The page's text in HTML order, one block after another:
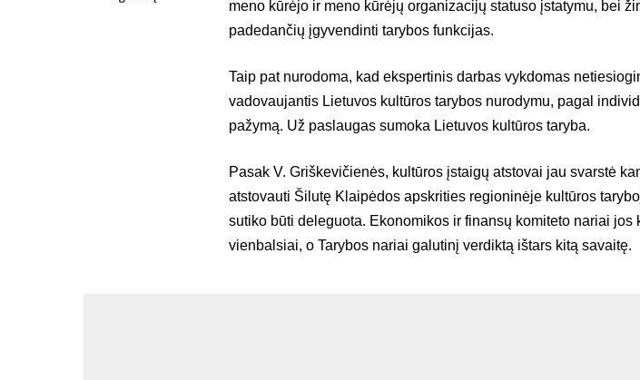
meno kūrėjo ir meno kūrėjų organizacijų statuso įstatymu, bei
padedančių įgyvendinti tarybos funkcijas.
Taip pat nurodoma, kad ekspertinis darbas vykdomas
vadovaujantis Lietuvos kultūros tarybos nurodymu, pagal
pažymą. Už paslaugas sumoka Lietuvos kultūros taryba.
Pasak V. Griškevičienės, kultūros įstaigų atstovai jau svarstė
atstovauti Šilutę Klaipėdos apskrities regioninėje kultūros
sutiko būti deleguota. Ekonomikos ir finansų komiteto nariai jos
vienbalsiai, o Tarybos nariai galutinį verdiktą ištars kitą savaitę.